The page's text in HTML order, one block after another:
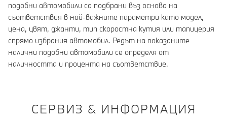
подобни автомобили са подбрани въз основа на
съответствия в най-важните параметри като модел,
цена, цвят, джанти, тип скоростна кутия или тапицерия
спрямо избрания автомобил. Редът на показаните
налични подобни автомобили се определя от
наличността и процента на съответствие.
СЕРВИЗ & ИНФОРМАЦИЯ